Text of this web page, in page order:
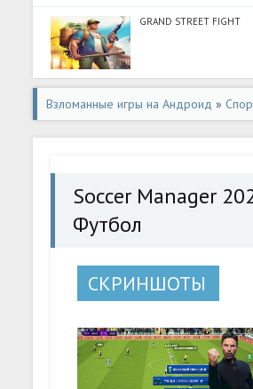
GRAND STREET FIGHT
Взломанные игры на Андроид »
Soccer Manager 2024 - Футбол
Soccer Manager
Футбол
СКРИНШОТЫ